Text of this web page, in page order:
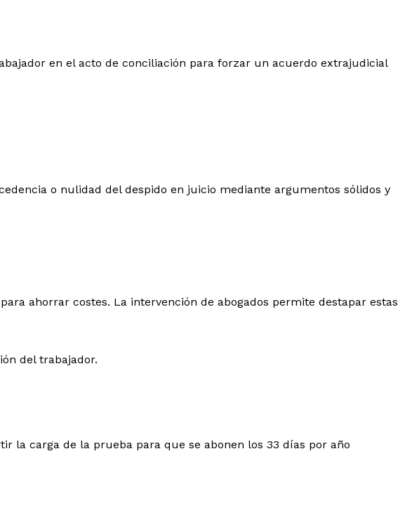
en el acto de conciliación para forzar un acuerdo extrajudicial
o nulidad del despido en juicio mediante argumentos sólidos y
ahorrar costes. La intervención de abogados permite destapar estas
del trabajador.
la carga de la prueba para que se abonen los 33 días por año